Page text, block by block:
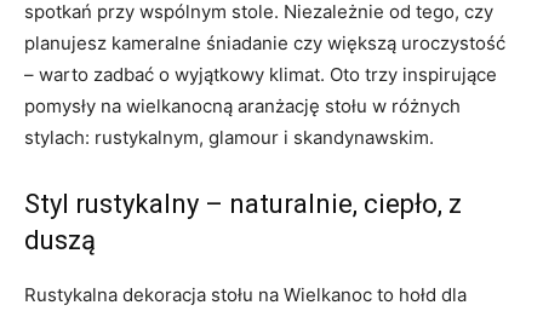
spotkań przy wspólnym stole. Niezależnie od tego, czy
planujesz kameralne śniadanie czy większą uroczystość
– warto zadbać o wyjątkowy klimat. Oto trzy inspirujące
pomysły na wielkanocną aranżację stołu w różnych
stylach: rustykalnym, glamour i skandynawskim.
Styl rustykalny – naturalnie, ciepło, z
duszą
Rustykalna dekoracja stołu na Wielkanoc to hołd dla